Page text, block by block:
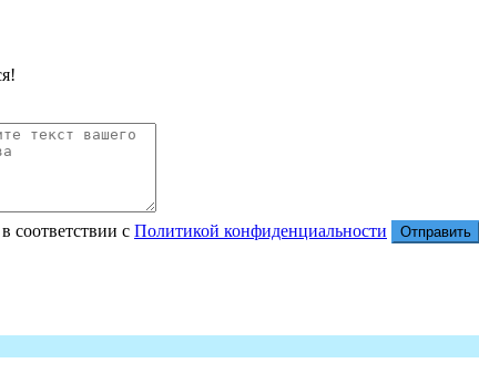
в соответствии с Политикой конфиденциальности Отправить